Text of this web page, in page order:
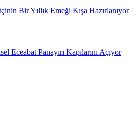
Bir Yıllık Emeği Kışa Hazırlanıyor
Eceabat Panayırı Kapılarını Açıyor